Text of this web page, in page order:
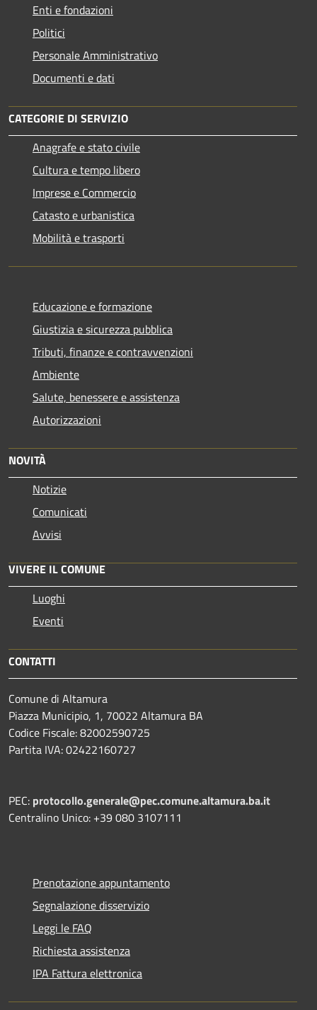
Enti e fondazioni
Politici
Personale Amministrativo
Documenti e dati
CATEGORIE DI SERVIZIO
Anagrafe e stato civile
Cultura e tempo libero
Imprese e Commercio
Catasto e urbanistica
Mobilità e trasporti
Educazione e formazione
Giustizia e sicurezza pubblica
Tributi, finanze e contravvenzioni
Ambiente
Salute, benessere e assistenza
Autorizzazioni
NOVITÀ
Notizie
Comunicati
Avvisi
VIVERE IL COMUNE
Luoghi
Eventi
CONTATTI
Comune di Altamura
Piazza Municipio, 1, 70022 Altamura BA
Codice Fiscale: 82002590725
Partita IVA: 02422160727
PEC: protocollo.generale@pec.comune.altamura.ba.it
Centralino Unico: +39 080 3107111
Prenotazione appuntamento
Segnalazione disservizio
Leggi le FAQ
Richiesta assistenza
IPA Fattura elettronica